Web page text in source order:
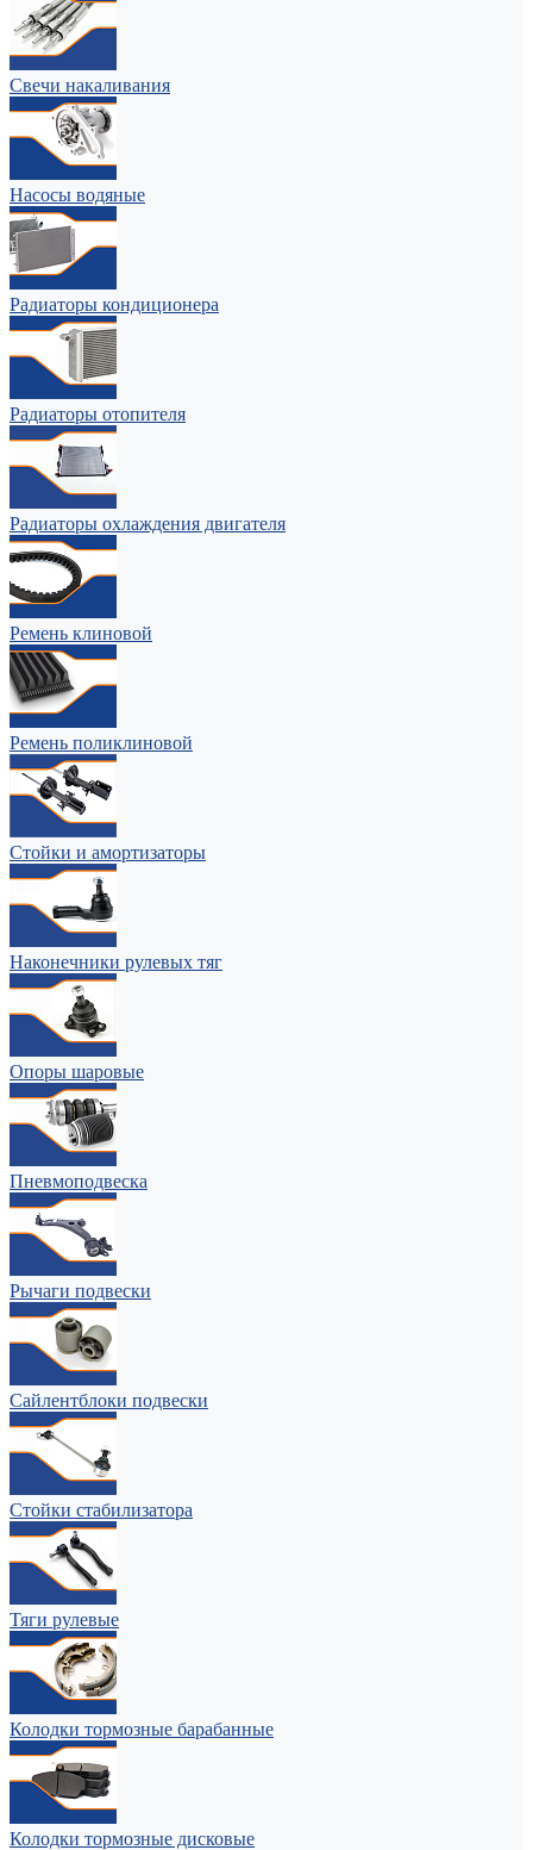
Свечи накаливания
Насосы водяные
Радиаторы кондиционера
Радиаторы отопителя
Радиаторы охлаждения двигателя
Ремень клиновой
Ремень поликлиновой
Стойки и амортизаторы
Наконечники рулевых тяг
Опоры шаровые
Пневмоподвеска
Рычаги подвески
Сайлентблоки подвески
Стойки стабилизатора
Тяги рулевые
Колодки тормозные барабанные
Колодки тормозные дисковые